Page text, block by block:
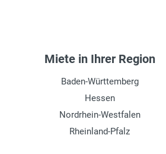
Miete in Ihrer Region
Baden-Württemberg
Hessen
Nordrhein-Westfalen
Rheinland-Pfalz